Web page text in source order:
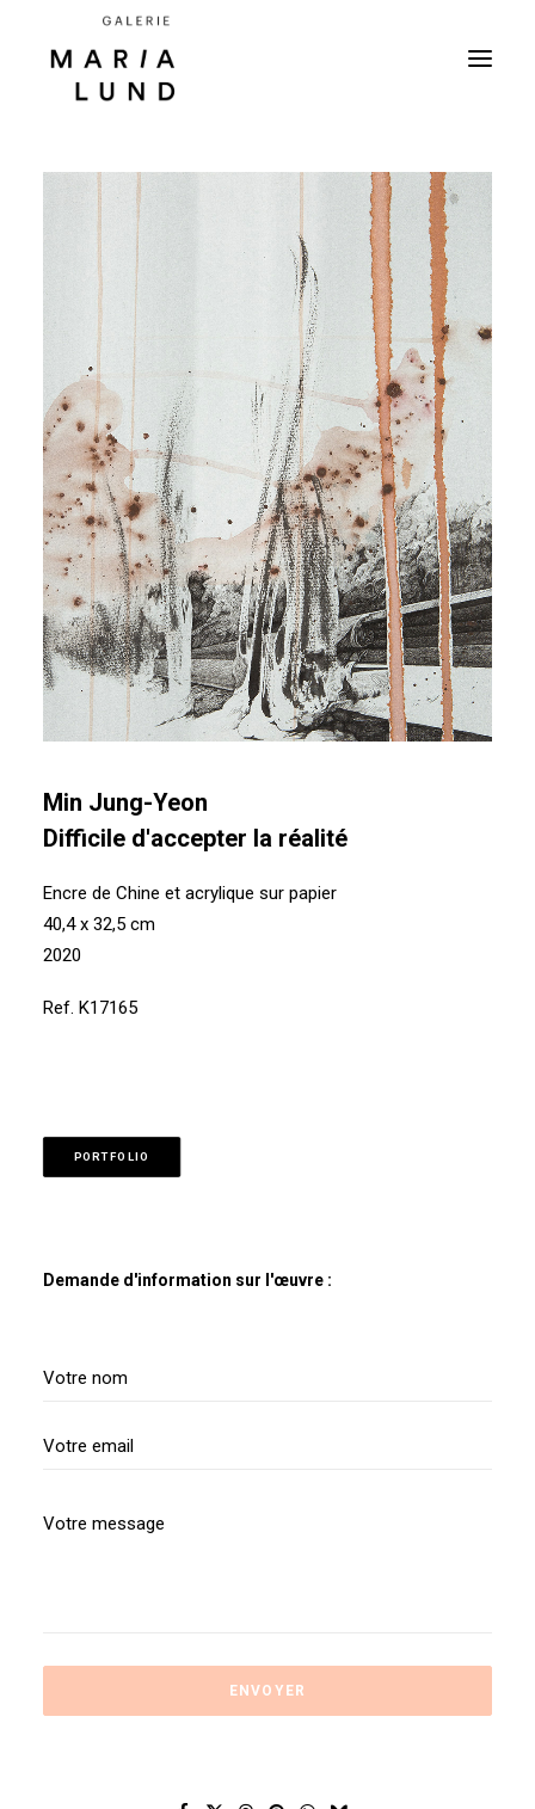
Min Jung-Yeon
Difficile d'accepter la réalité
Encre de Chine et acrylique sur papier
40,4 x 32,5 cm
2020
Ref. K17165
PORTFOLIO
Demande d'information sur l'œuvre :